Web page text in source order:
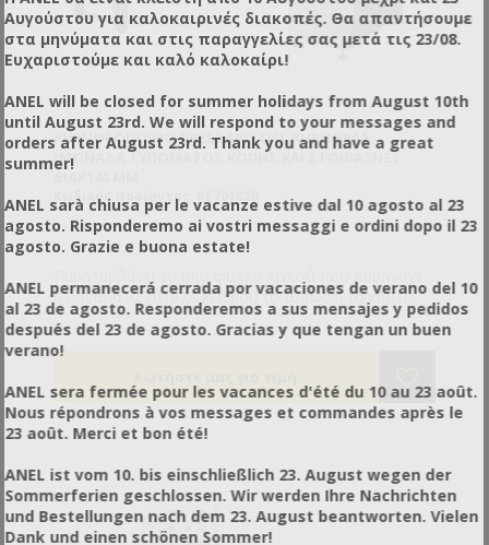
ΚΗΡΗΘΡΟΠΟΙΕΊΟ ΠΡΕΣΣΑΡΙΣΤΉΣ ΚΗΡΉΘΡΑΣ
(ΜΟΝΆΔΑ ΤΥΠΏΜΑΤΟΣ ΚΟΠΉΣ ΚΑΙ ΣΤΟΊΒΑΞΗΣ)
Κωδικός προϊόντος: RE70102B
η μονάδα RE70102A κι αφού το τυπώσει το κόβει
στο επιθυμητό φάρδος ( Μηχανικά ) και μήκος (
ψηφιακά ) και στοιβάζει το ένα κομμένο φύλλο
έτοιμης τεχνητής κηρήθρας πάνω στο άλλο. Όταν
ένα διακριτικό ήχο. Μαζί με το μηχάνημα παραγωγής
φύλλου φτάνει σε δυναμικότητα έως και 50 Κγ/ωρα.
Αυγούστου για καλοκαιρινές διακοπές. Θα απαντήσουμε
στα μηνύματα και στις παραγγελίες σας μετά τις 23/08.
Ευχαριστούμε και καλό καλοκαίρι!
ANEL will be closed for summer holidays from August 10th
until August 23rd. We will respond to your messages and
orders after August 23rd. Thank you and have a great
summer!
ANEL sarà chiusa per le vacanze estive dal 10 agosto al 23
agosto. Risponderemo ai vostri messaggi e ordini dopo il 23
agosto. Grazie e buona estate!
ANEL permanecerá cerrada por vacaciones de verano del 10
al 23 de agosto. Responderemos a sus mensajes y pedidos
después del 23 de agosto. Gracias y que tengan un buen
verano!
ANEL sera fermée pour les vacances d'été du 10 au 23 août.
Nous répondrons à vos messages et commandes après le
23 août. Merci et bon été!
ANEL ist vom 10. bis einschließlich 23. August wegen der
Sommerferien geschlossen. Wir werden Ihre Nachrichten
und Bestellungen nach dem 23. August beantworten. Vielen
Dank und einen schönen Sommer!